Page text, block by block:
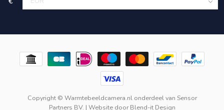
Copyright © Warmtebeeldcamera.nl onderdeel van Sensor
Partners BV. | Website doorBlend-it Design